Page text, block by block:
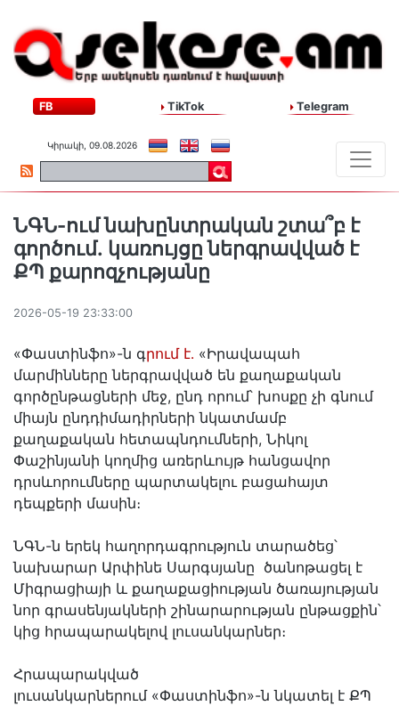
FB TikTok Telegram
Կիրակի, 09.08.2026
ՆԳՆ-ում նախընտրական շտա՞բ է
գործում․ կառույցը ներգրավված է
ՔՊ քարոզչությանը
2026-05-19 23:33:00
«Փաստինֆո»-ն գրում է․ «Իրավապահ
մարմինները ներգրավված են քաղաքական
գործընթացների մեջ, ընդ որում՝ խոսքը չի գնում
միայն ընդդիմադիրների նկատմամբ
քաղաքական հետապնդումների, Նիկոլ
Փաշինյանի կողմից առերևույթ հանցավոր
դրսևորումները պարտակելու բացահայտ
դեպքերի մասին։
ՆԳՆ-ն երեկ հաղորդագրություն տարածեց՝
նախարար Արփինե Սարգսյանը ծանոթացել է
Միգրացիայի և քաղաքացիության ծառայության
նոր գրասենյակների շինարարության ընթացքին՝
կից հրապարակելով լուսանկարներ։
Հրապարակված
լուսանկարներում «Փաստինֆո»-ն նկատել է ՔՊ